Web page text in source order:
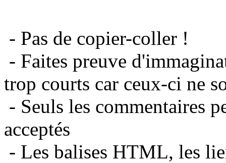
- Pas de copier-coller !
- Faites preuve
trop courts car ceux-ci ne
- Seuls les commentaires
acceptés
- Les balises HTML, les